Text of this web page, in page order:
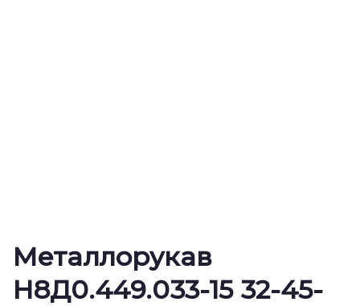
Металлорукав
Н8Д0.449.033-15 32-45-